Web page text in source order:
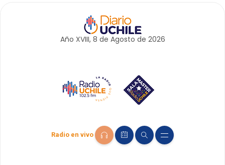
Año XVIII, 8 de Agosto de 2026
Radio en vivo